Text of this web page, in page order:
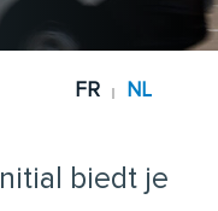
FR | NL
biedt je